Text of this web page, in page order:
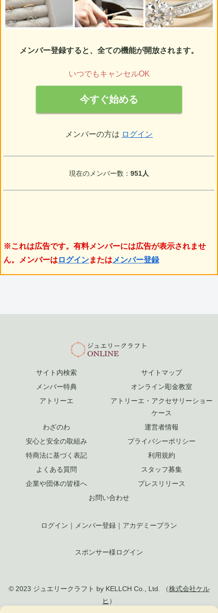
メンバー登録すると、全ての機能が開放されます。
いつでもキャンセルOK
今すぐ始める
メンバーの方は ログイン
現在のメンバー数： 951人
※これは広告です。有料メンバーには広告が表示されませ
ん。メンバーは ログインまたは メンバー登録
サイト内検索
サイトマップ
メンバー特典
オンライン彫金教室
アトリーエ
アトリーエ・アクセサリーショー
ケース
わざのわ
運営者情報
安心と安全の取組み
プライバシーポリシー
特商法に基づく表記
利用規約
よくある質問
スタッフ募集
企業や団体の皆様へ
プレスリリース
お問い合わせ
ログイン ｜ メンバー登録 ｜ アカデミープラン
スポンサー様ログイン
© 2023 ジュエリークラフト by KELLCH Co., Ltd. （株式会社ケル
ヒ ）